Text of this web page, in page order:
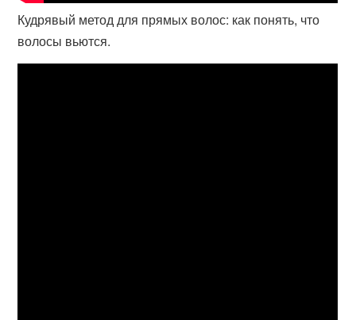
Кудрявый метод для прямых волос: как понять, что
волосы вьются.